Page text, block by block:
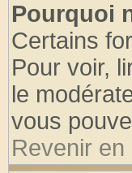
Pourquoi
Certains
Pour voir,
le
vous
Revenir en